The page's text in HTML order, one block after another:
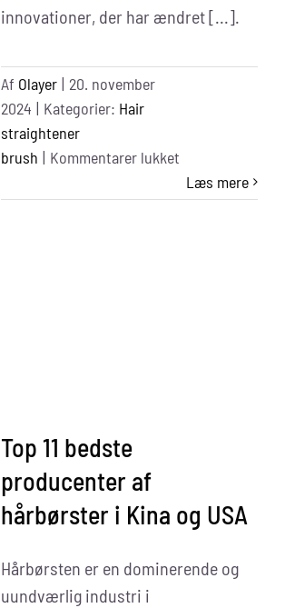
innovationer, der har ændret [...].
Af Olayer | 20. november
2024 | Kategorier: Hair
straightener
brush | Kommentarer lukket
11
Best
Læs mere
Top 11 bedste
producenter af
hårbørster i Kina og USA
Hårbørsten er en dominerende og
uundværlig industri i